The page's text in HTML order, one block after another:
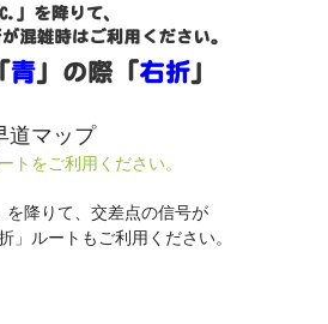
道マップ
トをご利用ください。
を降りて、交差点の信号が
」ルートもご利用ください。